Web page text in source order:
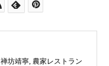
禅坊靖寧, 農家レストラン